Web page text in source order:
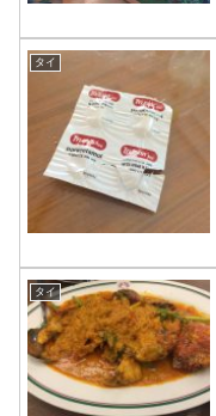
タイ
タイ